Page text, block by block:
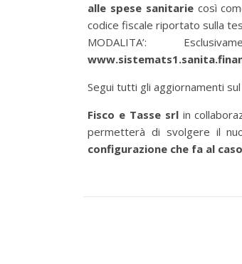
alle spese sanitarie così
codice fiscale riportato sulla
MODALITA’:
Segui tutti gli aggiornamenti
Fisco e Tasse srlin
permetterà di svolgere il
configurazione che fa al